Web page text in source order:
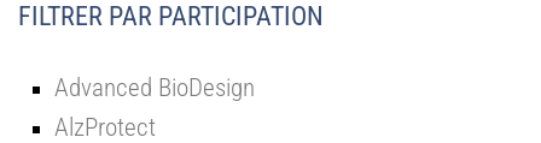
FILTRER PAR PARTICIPATION
Advanced BioDesign
AlzProtect